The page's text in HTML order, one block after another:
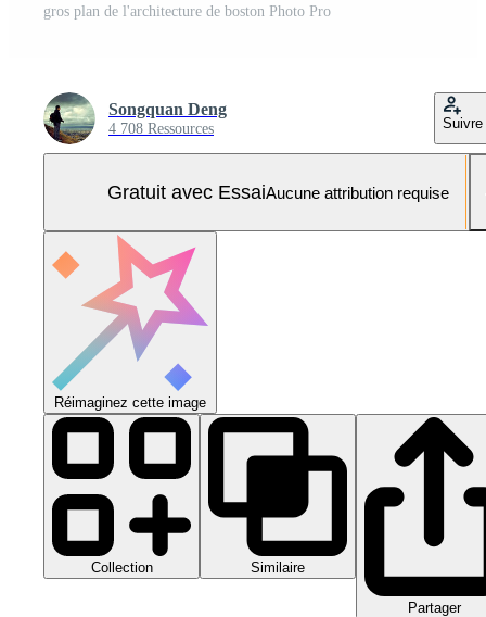
gros plan de l'architecture de boston Photo Pro
Songquan Deng
4 708 Ressources Suivre
Gratuit avec EssaiAucune attribution requise
Réimaginez cette image
Collection Similaire
Partager